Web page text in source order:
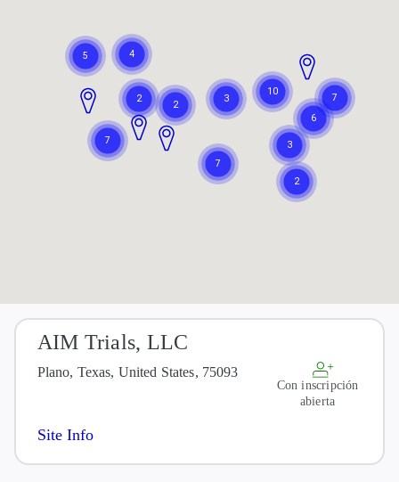
AIM Trials, LLC
Plano, Texas, United States, 75093
Con inscripción
abierta
Site Info